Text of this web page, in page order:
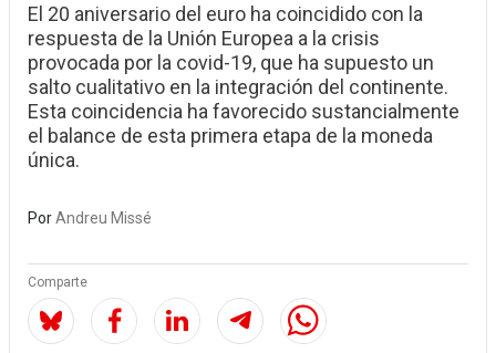
El 20 aniversario del euro ha coincidido con la
respuesta de la Unión Europea a la crisis
provocada por la covid-19, que ha supuesto un
salto cualitativo en la integración del continente.
Esta coincidencia ha favorecido sustancialmente
el balance de esta primera etapa de la moneda
única.
PorAndreu Missé
Comparte